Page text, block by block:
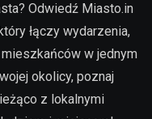
Odwiedź Miasto.in
łączy wydarzenia,
w jednym
okolicy, poznaj
z lokalnymi